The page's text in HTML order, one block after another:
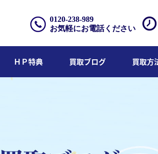
0120-238-989
お気軽にお電話ください
ＨＰ特典 買取ブログ 買取方